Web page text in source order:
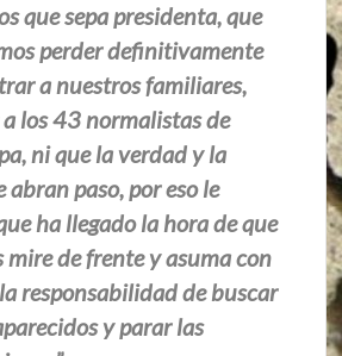
que sepapresidenta, que
perder definitivamente
a nuestros familiares,
los 43 normalistas de
ni que la verdad y la
abran paso,por eso le
ha llegado la hora de que
mire de frente y asuma con
responsabilidad de buscar
y parar las